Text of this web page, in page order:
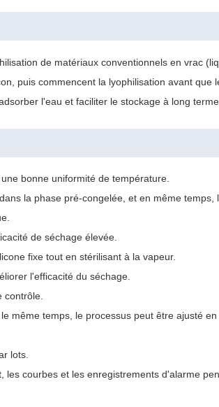
de matériaux conventionnels en vrac
puis commencent la lyophilisation avant que
l'eau et faciliter le stockage à long terme.
bonne uniformité de température.
la phase pré-congelée, et en même temps,
de séchage élevée.
fixe tout en stérilisant à la vapeur.
l'efficacité du séchage.
contrôle.
même temps, le processus peut être ajusté
lots.
courbes et les enregistrements d'alarme